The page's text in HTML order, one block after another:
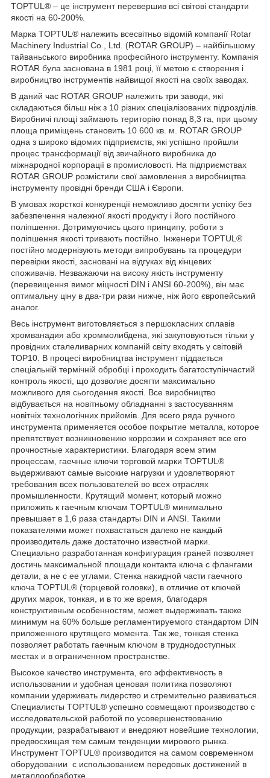
TOPTUL® – це інструмент перевершив всі світові стандарти
якості на 60-200%.
Марка TOPTUL® належить всесвітньо відомій компанії Rotar
Machinery Industrial Co., Ltd. (ROTAR GROUP) – найбільшому
тайваньського виробника професійного інструменту. Компанія
ROTAR була заснована в 1981 році, її метою є створення і
виробництво інструментів найвищої якості на своїх заводах.
В даний час ROTAR GROUP належить три заводи, які
складаються більш ніж з 10 різних спеціалізованих підрозділів.
Виробничі площі займають територію понад 8,3 га, при цьому
площа приміщень становить 10 600 кв. м. ROTAR GROUP
одна з широко відомих підприємств, які успішно пройшли
процес трансформації від звичайного виробника до
міжнародної корпорації в промисловості. На підприємствах
ROTAR GROUP розмістили свої замовлення з виробництва
інструменту провідні бренди США і Європи.
В умовах жорсткої конкуренції неможливо досягти успіху без
забезпечення належної якості продукту і його постійного
поліпшення. Дотримуючись цього принципу, роботи з
поліпшення якості тривають постійно. Інженери TOPTUL®
постійно модернізують методи випробувань та процедури
перевірки якості, засновані на відгуках від кінцевих
споживачів. Незважаючи на високу якість інструменту
(перевищення вимог міцності DIN і ANSI 60-200%), він має
оптимальну ціну в два-три рази нижче, ніж його європейський
аналог.
Весь інструмент виготовляється з першокласних сплавів
хромванадия або хроммолибдена, які закуповуються тільки у
провідних сталеливарних компаній світу входять у світовій
ТОР10. В процесі виробництва інструмент піддається
спеціальній термічній обробці і проходить багатоступінчастий
контроль якості, що дозволяє досягти максимально
можливого для сьогодення якості. Все виробництво
відбувається на новітньому обладнанні з застосуванням
новітніх технологічних прийомів. Для всего ряда ручного
инструмента применяется особое покрытие металла, которое
препятствует возникновению коррозии и сохраняет все его
прочностные характеристики. Благодаря всем этим
процессам, гаечные ключи торговой марки TOPTUL®
выдерживают самые высокие нагрузки и удовлетворяют
требования всех пользователей во всех отраслях
промышленности. Крутящий момент, который можно
приложить к гаечным ключам TOPTUL® минимально
превышает в 1,6 раза стандарты DIN и ANSI. Такими
показателями может похвастаться далеко не каждый
производитель даже достаточно известной марки.
Специально разработанная конфигурация граней позволяет
достичь максимальной площади контакта ключа с флангами
детали, а не с ее углами. Стенка накидной части гаечного
ключа TOPTUL® (торцевой головки), в отличие от ключей
других марок, тонкая, и в то же время, благодаря
конструктивным особенностям, может выдерживать также
минимум на 60% больше регламентируемого стандартом DIN
приложенного крутящего момента. Так же, тонкая стенка
позволяет работать гаечным ключом в труднодоступных
местах и в ограниченном пространстве.
Высокое качество инструмента, его эффективность в
использовании и удобная ценовая политика позволяют
компании удерживать лидерство и стремительно развиваться.
Специалисты TOPTUL® успешно совмещают производство с
исследовательской работой по усовершенствованию
продукции, разрабатывают и внедряют новейшие технологии,
предвосхищая тем самым тенденции мирового рынка.
Инструмент TOPTUL® производится на самом современном
оборудовании с использованием передовых достижений в
металлообработке.